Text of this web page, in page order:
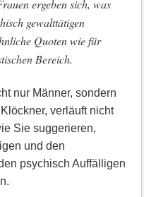
ergeben sich, was
gewalttätigen
Quoten wie für
Bereich.
nur Männer, sondern
verläuft nicht
Sie suggerieren,
und den
psychisch Auffälligen